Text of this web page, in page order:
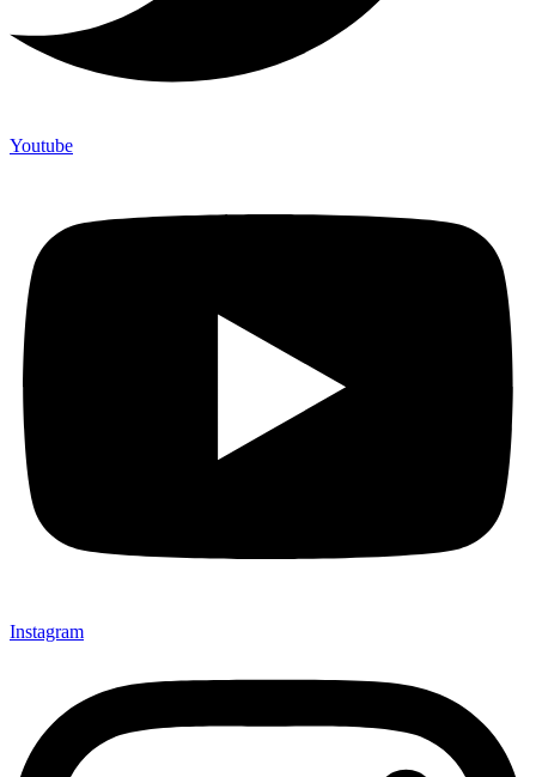
Youtube
Instagram